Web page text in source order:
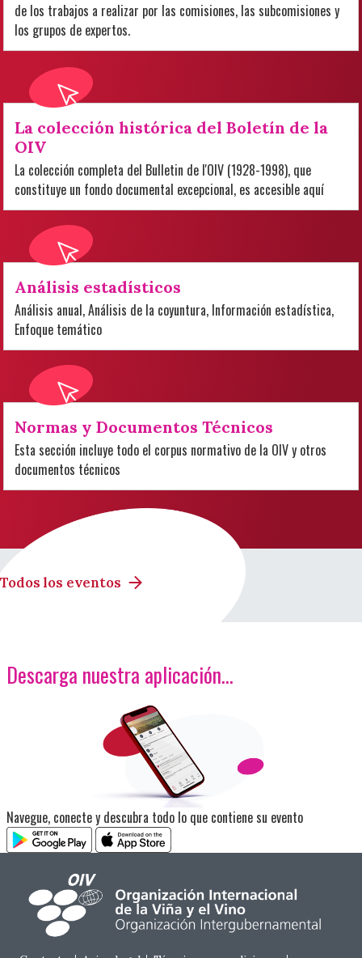
de los trabajos a realizar por las comisiones, las subcomisiones y
los grupos de expertos.
La colección histórica del Boletín de la
OIV
La colección completa del Bulletin de l'OIV (1928-1998), que
constituye un fondo documental excepcional, es accesible aquí
Análisis estadísticos
Análisis anual, Análisis de la coyuntura, Información estadística,
Enfoque temático
Normas y Documentos Técnicos
Esta sección incluye todo el corpus normativo de la OIV y otros
documentos técnicos
Todos los eventos
Descarga nuestra aplicación…
<p>Imagen</p>
Navegue, conecte y descubra todo lo que contiene su evento